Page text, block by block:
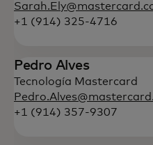
+1 (914) 325-4716
Pedro Alves
Tecnología Mastercard
+1 (914) 357-9307